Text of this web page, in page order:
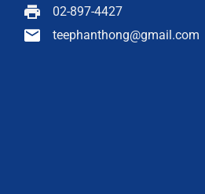
02-897-4427
teephanthong@gmail.com